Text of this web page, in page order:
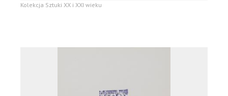
Kolekcja Sztuki XX i XXI wieku